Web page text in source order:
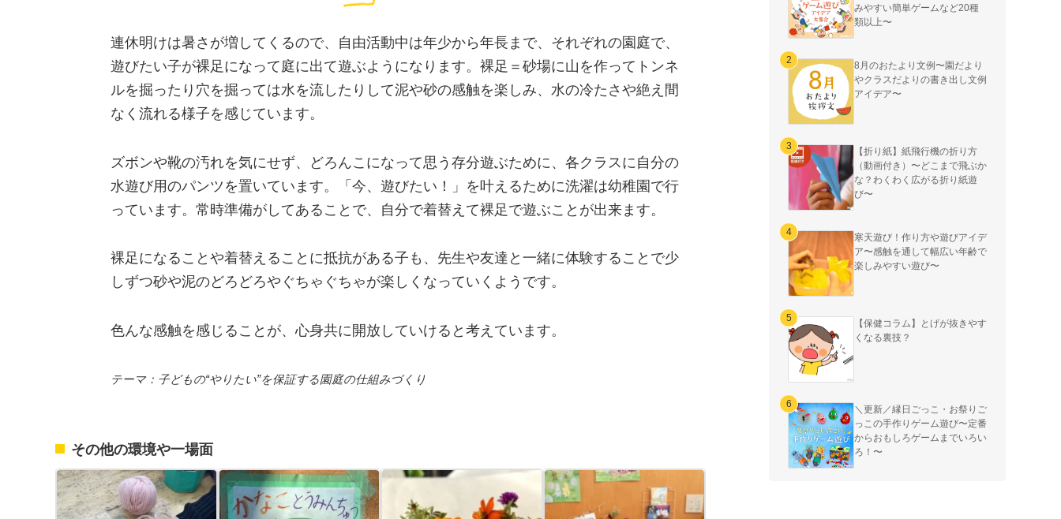
連休明けは暑さが増してくるので、自由活動中は年少から年長まで、それぞれの園庭で、
遊びたい子が裸足になって庭に出て遊ぶようになります。裸足＝砂場に山を作ってトンネ
ルを掘ったり穴を掘っては水を流したりして泥や砂の感触を楽しみ、水の冷たさや絶え間
なく流れる様子を感じています。
ズボンや靴の汚れを気にせず、どろんこになって思う存分遊ぶために、各クラスに自分の
水遊び用のパンツを置いています。「今、遊びたい！」を叶えるために洗濯は幼稚園で行
っています。常時準備がしてあることで、自分で着替えて裸足で遊ぶことが出来ます。
裸足になることや着替えることに抵抗がある子も、先生や友達と一緒に体験することで少
しずつ砂や泥のどろどろやぐちゃぐちゃが楽しくなっていくようです。
色んな感触を感じることが、心身共に開放していけると考えています。
テーマ：子どもの“やりたい”を保証する園庭の仕組みづくり
その他の環境や一場面
みやすい簡単ゲームなど20種
類以上〜
8月のおたより文例〜園だより
やクラスだよりの書き出し文例
アイデア〜
【折り紙】紙飛行機の折り方
（動画付き）〜どこまで飛ぶか
な？わくわく広がる折り紙遊
び〜
寒天遊び！作り方や遊びアイデ
ア〜感触を通して幅広い年齢で
楽しみやすい遊び〜
【保健コラム】とげが抜きやす
くなる裏技？
＼更新／縁日ごっこ・お祭りご
っこの手作りゲーム遊び〜定番
からおもしろゲームまでいろい
ろ！〜